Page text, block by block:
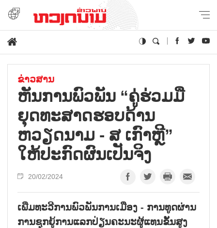
ຂ່າວສານ
ຫັນການພົວພັນ “ຄູ່ຮ່ວມມື
ຍຸດທະສາດຮອບດ້ານ
ຫວຽດນາມ - ສ ເກົາຫຼີ”
ໃຫ້ປະກົດຜົນເປັນຈິງ
20/02/2024
ເພີ່ມທະວີການພົວພັນການເມືອງ - ການທູດຜ່ານ
ການຊຸກຍູ້ການແລກປ່ຽນຄະນະຜູ້ແທນຂັ້ນສູງ